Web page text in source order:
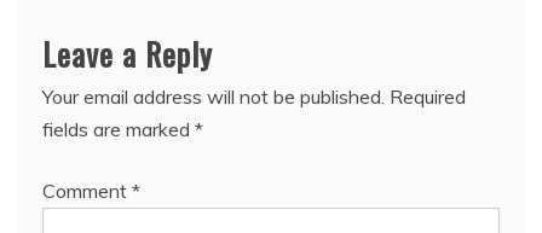
Leave a Reply
Your email address will not be published. Required
fields are marked *
Comment *